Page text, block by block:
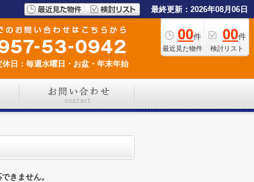
最終更新：2026年08月06日
00件
最近見た物件
00件
検討リスト
休日：毎週水曜日・お盆・年末年始
きません。